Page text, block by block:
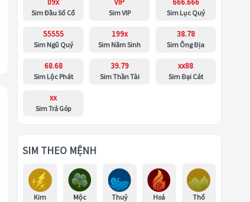
09x
Sim Đầu Số Cổ
VIP
Sim VIP
666.666
Sim Lục Quý
55555
Sim Ngũ Quý
199x
Sim Năm Sinh
38.78
Sim Ông Địa
68.68
Sim Lộc Phát
39.79
Sim Thần Tài
xx88
Sim Đại Cát
xx
Sim Trả Góp
SIM THEO MỆNH
Kim Mộc Thuỷ Hoả Thổ